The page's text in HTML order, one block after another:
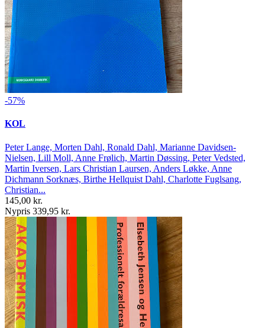
-57%
KOL
Peter Lange, Morten Dahl, Ronald Dahl, Marianne Davidsen-
Nielsen, Lill Moll, Anne Frølich, Martin Døssing, Peter Vedsted,
Martin Iversen, Lars Christian Laursen, Anders Løkke, Anne
Dichmann Sorknæs, Birthe Hellquist Dahl, Charlotte Fuglsang,
Christian...
145,00 kr.
Nypris 339,95 kr.